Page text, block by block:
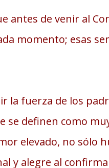
antes de venir al
momento; esas
la fuerza de los
se definen como
elevado, no sólo
y alegre al